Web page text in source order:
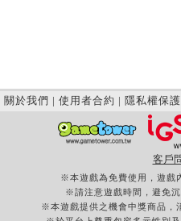
關於我們 | 使用者合約 | 隱私權保護
客戶
※本遊戲為免費使用，遊戲
※請注意遊戲時間，避免
※本遊戲提供之機會中獎商品，